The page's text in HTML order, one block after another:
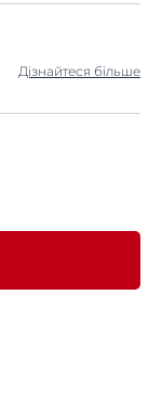
Дізнайтеся більше